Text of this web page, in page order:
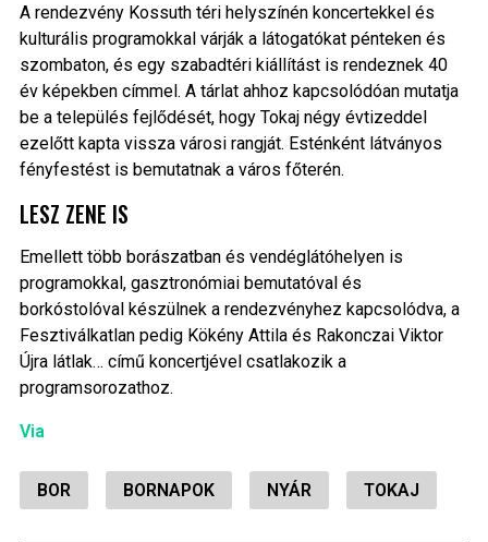
A rendezvény Kossuth téri helyszínén koncertekkel és
kulturális programokkal várják a látogatókat pénteken és
szombaton, és egy szabadtéri kiállítást is rendeznek 40
év képekben címmel. A tárlat ahhoz kapcsolódóan mutatja
be a település fejlődését, hogy Tokaj négy évtizeddel
ezelőtt kapta vissza városi rangját. Esténként látványos
fényfestést is bemutatnak a város főterén.
LESZ ZENE IS
Emellett több borászatban és vendéglátóhelyen is
programokkal, gasztronómiai bemutatóval és
borkóstolóval készülnek a rendezvényhez kapcsolódva, a
Fesztiválkatlan pedig Kökény Attila és Rakonczai Viktor
Újra látlak… című koncertjével csatlakozik a
programsorozathoz.
Via
BOR BORNAPOK NYÁR TOKAJ